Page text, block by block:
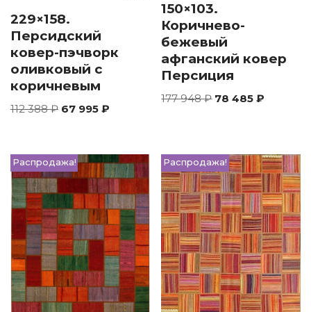
229×158.
Персидский
ковер-пэчворк
оливковый с
коричневым
112 388₽ 67 995 ₽
150×103.
Коричнево-
бежевый
афганский ковер
Персиция
177 948₽ 78 485₽
Распродажа! Распродажа!